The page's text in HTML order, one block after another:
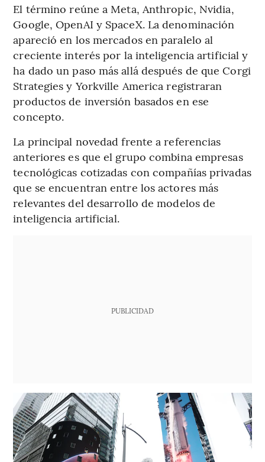
El término reúne a Meta, Anthropic, Nvidia,
Google, OpenAI y SpaceX. La denominación
apareció en los mercados en paralelo al
creciente interés por la inteligencia artificial y
ha dado un paso más allá después de que Corgi
Strategies y Yorkville America registraran
productos de inversión basados en ese
concepto.
La principal novedad frente a referencias
anteriores es que el grupo combina empresas
tecnológicas cotizadas con compañías privadas
que se encuentran entre los actores más
relevantes del desarrollo de modelos de
inteligencia artificial.
PUBLICIDAD